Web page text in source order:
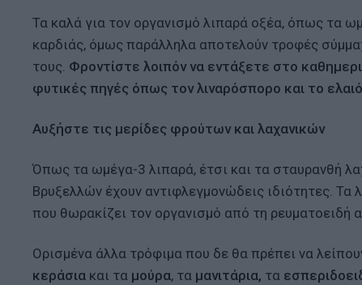
Τα καλά για τον οργανισμό λιπαρά οξέα, όπως τα
καρδιάς, όμως παράλληλα αποτελούν τροφές
τους. Φροντίστε λοιπόν να εντάξετε στο
φυτικές πηγές όπως τον λιναρόσπορο και το
Αυξήστε τις μερίδες φρούτων και λαχανικών
Όπως τα ωμέγα-3 λιπαρά, έτσι και τα σταυρανθή
Βρυξελλών έχουν αντιφλεγμονώδεις ιδιότητες. Τα
που θωρακίζει τον οργανισμό από τη ρευματοειδή
Ορισμένα άλλα τρόφιμα που δε θα πρέπει να
κεράσια και τα μούρα, τα μανιτάρια, τα